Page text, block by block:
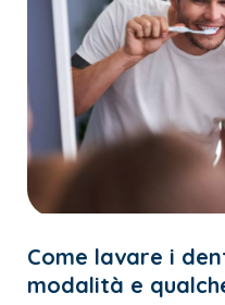
Come lavare i
modalità e